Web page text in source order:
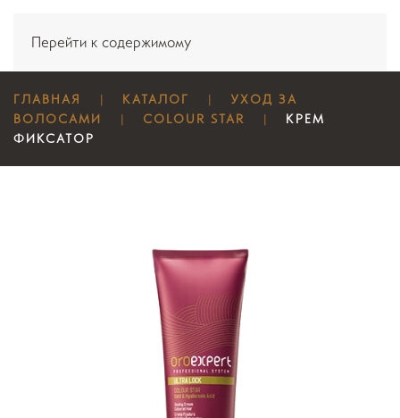
Перейти к содержимому
ГЛАВНАЯ КАТАЛОГ
УХОД ЗА
ВОЛОСАМИ
COLOUR STAR
KРЕМ
ФИКСАТОР